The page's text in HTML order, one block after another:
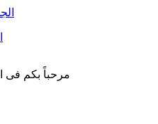
مرحباً بكم فى